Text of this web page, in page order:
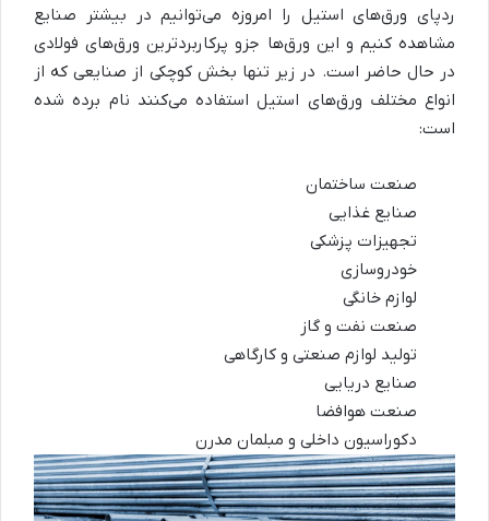
ردپای ورق‌های استیل را امروزه می‌توانیم در بیشتر صنایع
مشاهده کنیم و این ورق‌ها جزو پرکاربردترین ورق‌های فولادی
در حال حاضر است. در زیر تنها بخش کوچکی از صنایعی که از
انواع مختلف ورق‌های استیل استفاده می‌کنند نام برده شده
است:
صنعت ساختمان
صنایع غذایی
تجهیزات پزشکی
خودروسازی
لوازم خانگی
صنعت نفت و گاز
تولید لوازم صنعتی و کارگاهی
صنایع دریایی
صنعت هوافضا
دکوراسیون داخلی و مبلمان مدرن